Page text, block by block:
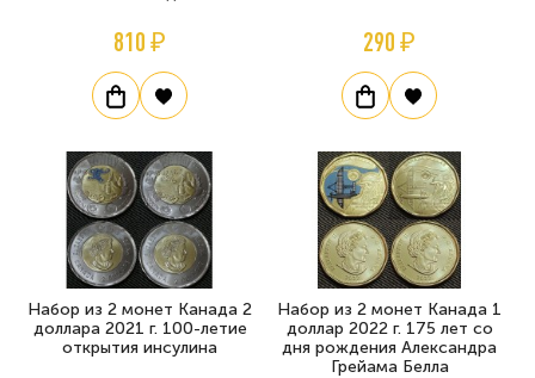
810 ₽ 290 ₽
Набор из 2 монет Канада 2
доллара 2021 г. 100-летие
открытия инсулина
Набор из 2 монет Канада 1
доллар 2022 г. 175 лет со
дня рождения Александра
Грейама Белла